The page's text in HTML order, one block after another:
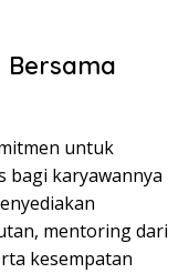
Bersama
untuk
bagi karyawannya
mentoring dari
kesempatan